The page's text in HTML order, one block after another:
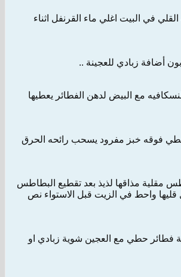
في البيت اغلي ماء القرنفل اثناء
أضافة زبادي للعجينة ..
مع البيض لدهن الفطائر يعطيها
فوقه خبز مفرود يسحب رائحه الحرق
مقلية مذاقها لذيذ بعد تقطيع البطاطس
واحط في الزيت قبل الاستواء نص
فطائر حطي مع العجين شوية زبادي او